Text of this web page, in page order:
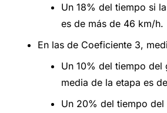
Un 18% del tiempo si
es de más de 46 km/h.
En las de Coeficiente 3,
Un 10% del tiempo del
media de la etapa es
Un 20% del tiempo del